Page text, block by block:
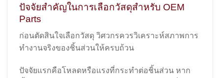
ปัจจัยสำคัญในการเลือกวัสดุสำหรับ OEM
Parts
ก่อนตัดสินใจเลือกวัสดุ วิศวกรควรวิเคราะห์สภาพการ
ทำงานจริงของชิ้นส่วนให้ครบถ้วน
ปัจจัยแรกคือโหลดหรือแรงที่กระทำต่อชิ้นส่วน หาก